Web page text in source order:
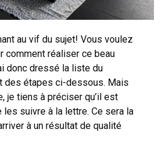
au vif du sujet! Vous voulez
comment réaliser ce beau
donc dressé la liste du
des étapes ci-dessous. Mais
je tiens à préciser qu’il est
les suivre à la lettre. Ce sera la
à un résultat de qualité